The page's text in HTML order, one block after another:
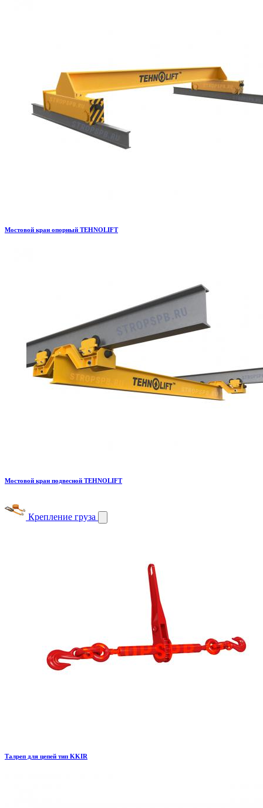
Мостовой кран опорный TEHNOLIFT
Мостовой кран подвесной TEHNOLIFT
Крепление груза
Талреп для цепей тип KKIR